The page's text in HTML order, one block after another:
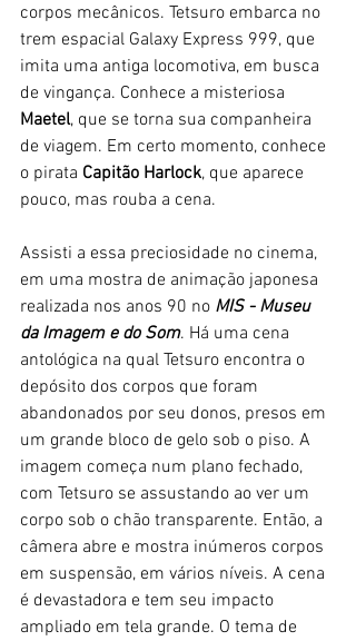
corpos mecânicos. Tetsuro embarca no
trem espacial Galaxy Express 999, que
imita uma antiga locomotiva, em busca
de vingança. Conhece a misteriosa
Maetel, que se torna sua companheira
de viagem. Em certo momento, conhece
o pirata Capitão Harlock, que aparece
pouco, mas rouba a cena.
Assisti a essa preciosidade no cinema,
em uma mostra de animação japonesa
realizada nos anos 90 no MIS - Museu
da Imagem e do Som. Há uma cena
antológica na qual Tetsuro encontra o
depósito dos corpos que foram
abandonados por seu donos, presos em
um grande bloco de gelo sob o piso. A
imagem começa num plano fechado,
com Tetsuro se assustando ao ver um
corpo sob o chão transparente. Então, a
câmera abre e mostra inúmeros corpos
em suspensão, em vários níveis. A cena
é devastadora e tem seu impacto
ampliado em tela grande. O tema de